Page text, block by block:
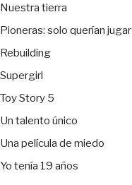
Nuestra tierra
Pioneras: solo querían jugar
Rebuilding
Supergirl
Toy Story 5
Un talento único
Una película de miedo
Yo tenía 19 años